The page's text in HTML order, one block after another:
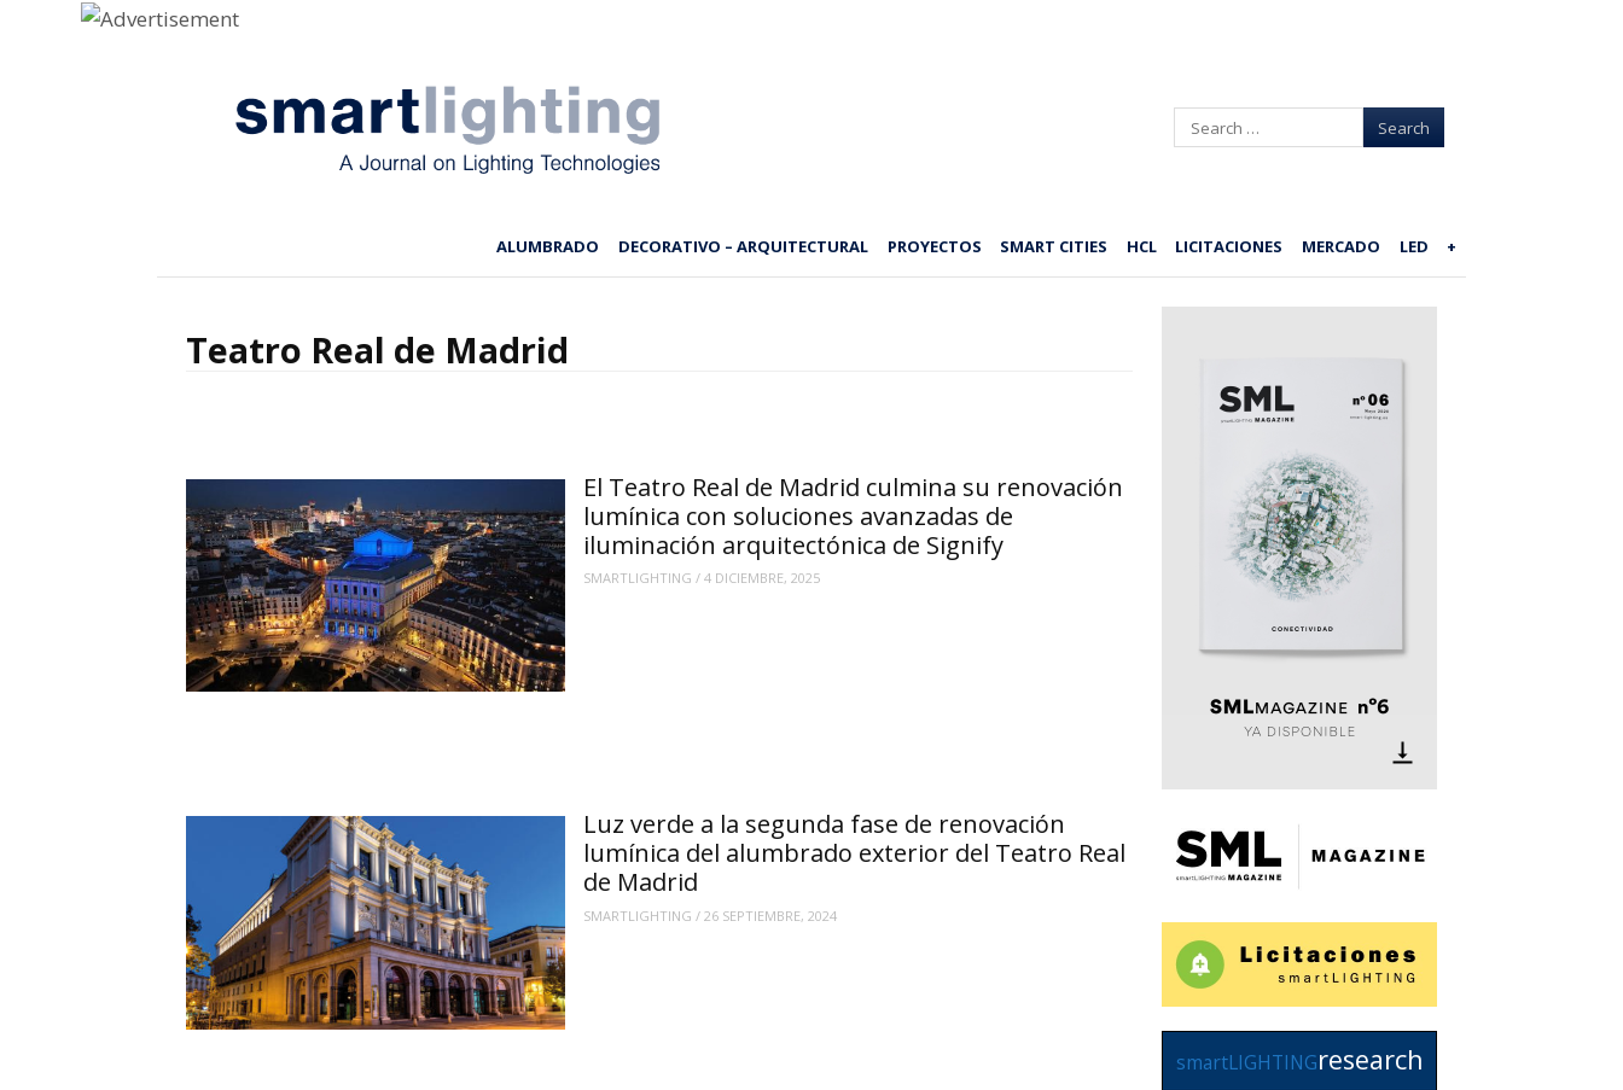
Search
ALUMBRADO DECORATIVO – ARQUITECTURAL PROYECTOS SMART CITIES HCL LICITACIONES MERCADO LED +
Teatro Real de Madrid
El Teatro Real de Madrid culmina su renovación
lumínica con soluciones avanzadas de
iluminación arquitectónica de Signify
SMARTLIGHTING / 4 DICIEMBRE, 2025
Luz verde a la segunda fase de renovación
lumínica del alumbrado exterior del Teatro Real
de Madrid
SMARTLIGHTING / 26 SEPTIEMBRE, 2024
smartLIGHTINGresearch